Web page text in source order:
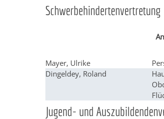
Schwerbehindertenvertretung
Mayer, Ulrike
Dingeldey, Roland
Jugend- und